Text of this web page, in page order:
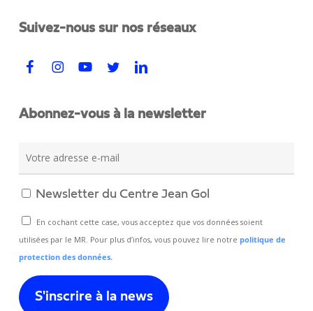
Suivez-nous sur nos réseaux
Abonnez-vous à la newsletter
Newsletter du Centre Jean Gol
En cochant cette case, vous acceptez que vos données soient
utilisées par le MR. Pour plus d’infos, vous pouvez lire notrepolitique de
protection des données.